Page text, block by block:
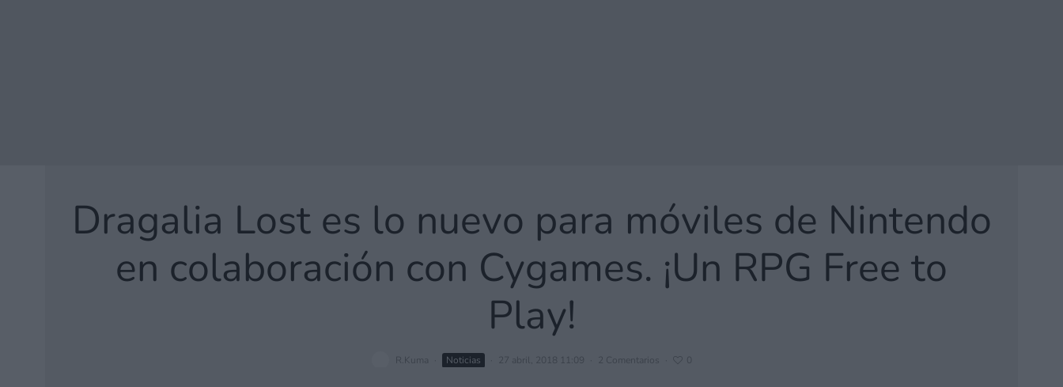
Dragalia Lost es lo nuevo para móviles de Nintendo
en colaboración con Cygames. ¡Un RPG Free to
Play!
R.Kuma Noticias 27 abril, 2018 11:09 2 Comentarios 0